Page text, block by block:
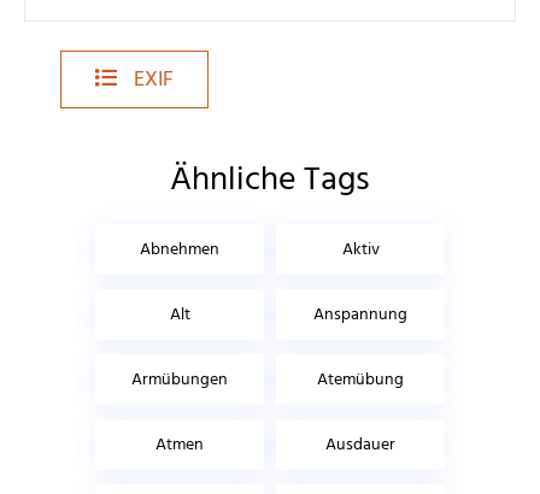
EXIF
Ähnliche Tags
Abnehmen Aktiv
Alt Anspannung
Armübungen Atemübung
Atmen Ausdauer